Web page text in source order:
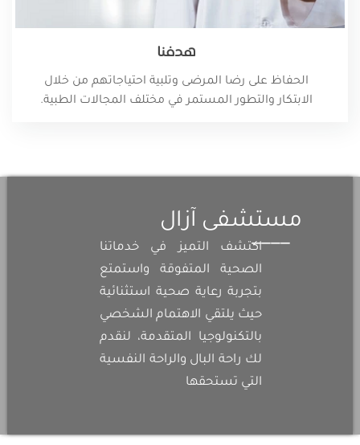
هدفنا
الحفاظ على رضا المرضى وتلبية احتياجاتهم من خلال
الابتكار والتطور المستمر في مختلف المجالات الطبية.
مستشفى آزال
اكتشف التميز في خدماتنا
الصحية المتفوقة واستمتع
بتجربة رعاية صحية استثنائية
حيث يلتقي الاهتمام الشخصي
بالتكنولوجيا المتقدمة، لنقدم
لك راحة البال والراحة النفسية
التي تستحقها